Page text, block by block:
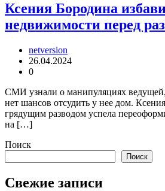
Ксения Бородина
недвижимости перед
netversion
26.04.2024
0
СМИ узнали о манипуляциях
нет шансов отсудить у нее дом.
грядущим разводом успела
на […]
Поиск
Поиск
Свежие записи